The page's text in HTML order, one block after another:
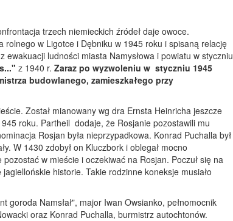
trzech niemieckich źródeł daje owoce.
w Ligotce i Dębniku w 1945 roku i spisaną relację
ludności miasta Namysłowa i powiatu w styczniu
z 1940 r. Zaraz po wyzwoleniu w styczniu 1945
budowlanego, zamieszkałego przy
Został mianowany wg dra Ernsta Heinricha jeszcze
roku. Partheil dodaje, że Rosjanie pozostawili mu
Rosjan była nieprzypadkowa. Konrad Puchalla był
W 1430 zdobył on Kluczbork i oblegał mocno
w mieście i oczekiwać na Rosjan. Poczuł się na
historie. Takie rodzinne koneksje musiało
goroda Namsłał", major Iwan Owsianko, pełnomocnik
oraz Konrad Puchalla, burmistrz autochtonów.